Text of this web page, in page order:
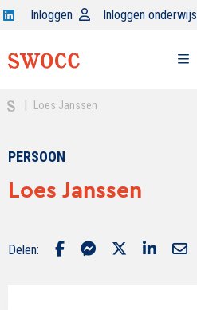
Open
op
Inloggen Inloggen onderwijs
Loes Janssen
PERSOON
Loes Janssen
Delen: